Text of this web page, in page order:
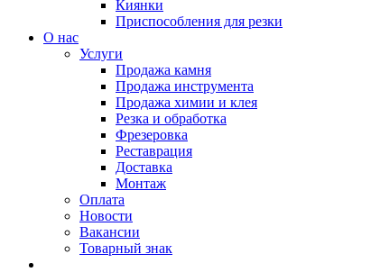
Киянки
Приспособления для резки
О нас
Услуги
Продажа камня
Продажа инструмента
Продажа химии и клея
Резка и обработка
Фрезеровка
Реставрация
Доставка
Монтаж
Оплата
Новости
Вакансии
Товарный знак